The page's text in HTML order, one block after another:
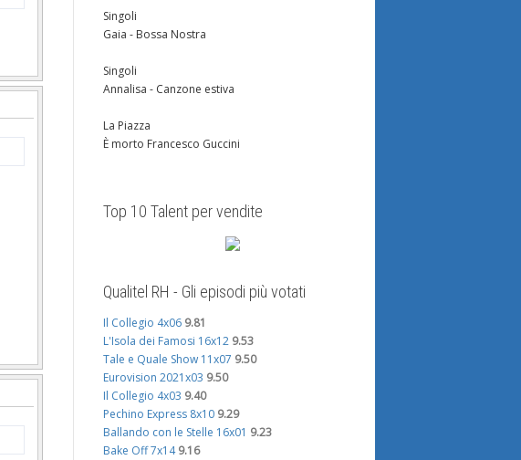
Singoli
Gaia - Bossa Nostra
Singoli
Annalisa - Canzone estiva
La Piazza
È morto Francesco Guccini
Top 10 Talent per vendite
Qualitel RH - Gli episodi più votati
Il Collegio 4x06 9.81
L'Isola dei Famosi 16x12 9.53
Tale e Quale Show 11x07 9.50
Eurovision 2021x03 9.50
Il Collegio 4x03 9.40
Pechino Express 8x10 9.29
Ballando con le Stelle 16x01 9.23
Bake Off 7x14 9.16